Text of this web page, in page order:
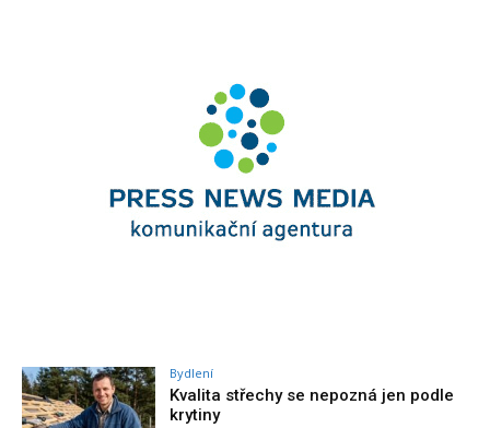
Bydlení
Kvalita střechy se nepozná jen podle
krytiny